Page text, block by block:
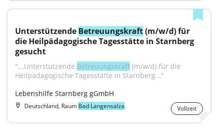
Unterstützende Betreuungskraft (m/w/d) für
die Heilpädagogische Tagesstätte in Starnberg
gesucht
"...Unterstützende Betreuungskraft (m/w/d) für die
Heilpädagogische Tagesstätte in Starnberg..."
Lebenshilfe Starnberg gGmbH
Deutschland, Raum Bad Langensalza Vollzeit